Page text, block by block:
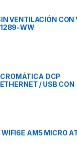
VENTILACIÓN CON
WW
DCP
/ USB CON
AM5 MICRO